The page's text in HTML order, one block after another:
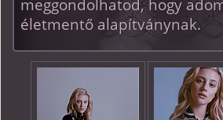
meggondolhatod, hogy
életmentő alapítványnak.